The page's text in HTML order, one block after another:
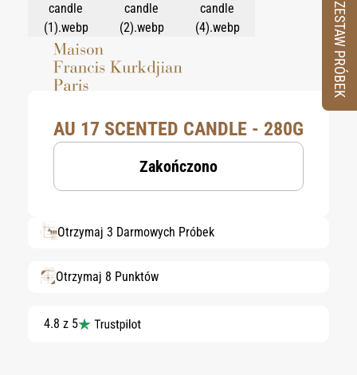
AU 17 SCENTED CANDLE - 280G
Zakończono
Otrzymaj 3 Darmowych Próbek
Otrzymaj 8 Punktów
4.8 z 5
ZESTAW PRÓBEK